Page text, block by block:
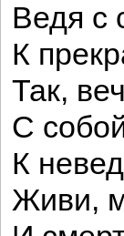
Ведя с
К
Так,
С
К
Живи,